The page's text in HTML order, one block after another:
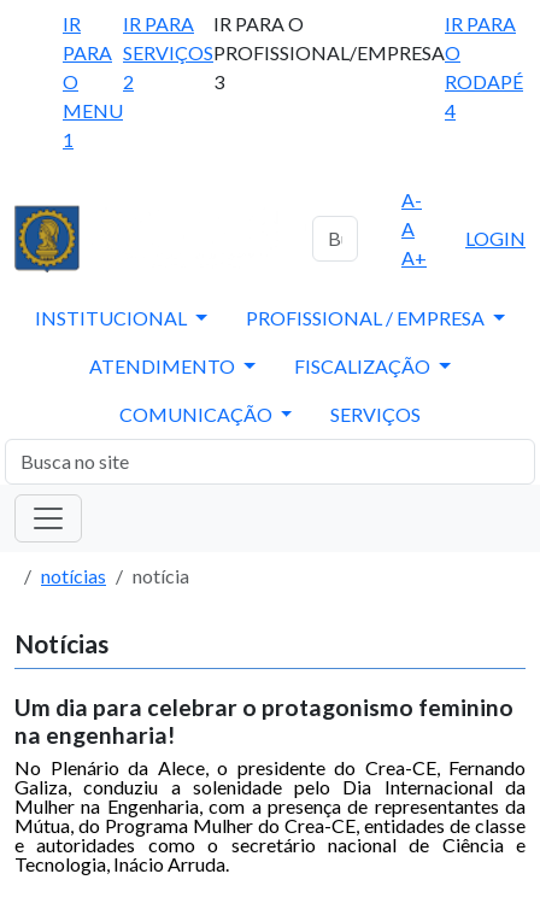
IR
PARA
O
MENU
1
IR PARA
SERVIÇOS
2
IR PARA O
PROFISSIONAL/EMPRESA
3
IR PARA
O
RODAPÉ
4
A-
A
A+
LOGIN
INSTITUCIONAL PROFISSIONAL / EMPRESA
ATENDIMENTO FISCALIZAÇÃO
COMUNICAÇÃO SERVIÇOS
notícias notícia
Notícias
Um dia para celebrar o protagonismo feminino
na engenharia!
No Plenário da Alece, o presidente do Crea-CE, Fernando
Galiza, conduziu a solenidade pelo Dia Internacional da
Mulher na Engenharia, com a presença de representantes da
Mútua, do Programa Mulher do Crea-CE, entidades de classe
e autoridades como o secretário nacional de Ciência e
Tecnologia, Inácio Arruda.